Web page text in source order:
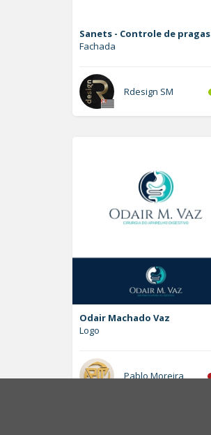
Sanets - Controle de pragas
Fachada
Rdesign SM
Odair Machado Vaz
Logo
Pablo Moreira